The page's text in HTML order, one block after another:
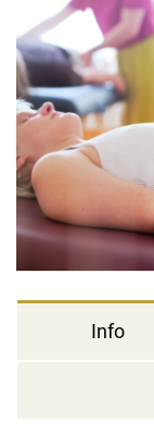
Info